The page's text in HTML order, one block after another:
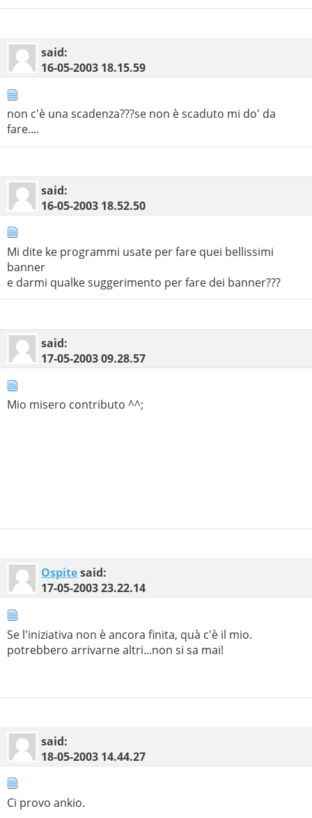
said:
16-05-2003 18.15.59
non c'è una scadenza???se non è scaduto mi do' da
fare....
said:
16-05-2003 18.52.50
Mi dite ke programmi usate per fare quei bellissimi
banner
e darmi qualke suggerimento per fare dei banner???
said:
17-05-200309.28.57
Mio misero contributo ^^;
Ospitesaid:
17-05-200323.22.14
Se l'iniziativa non è ancora finita, quà c'è il mio.
potrebbero arrivarne altri...non si sa mai!
said:
18-05-2003 14.44.27
Ci provo ankio.